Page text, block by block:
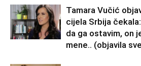
Tamara Vučić
cijela Srbija
da ga ostavim, on
mene.. (objavila